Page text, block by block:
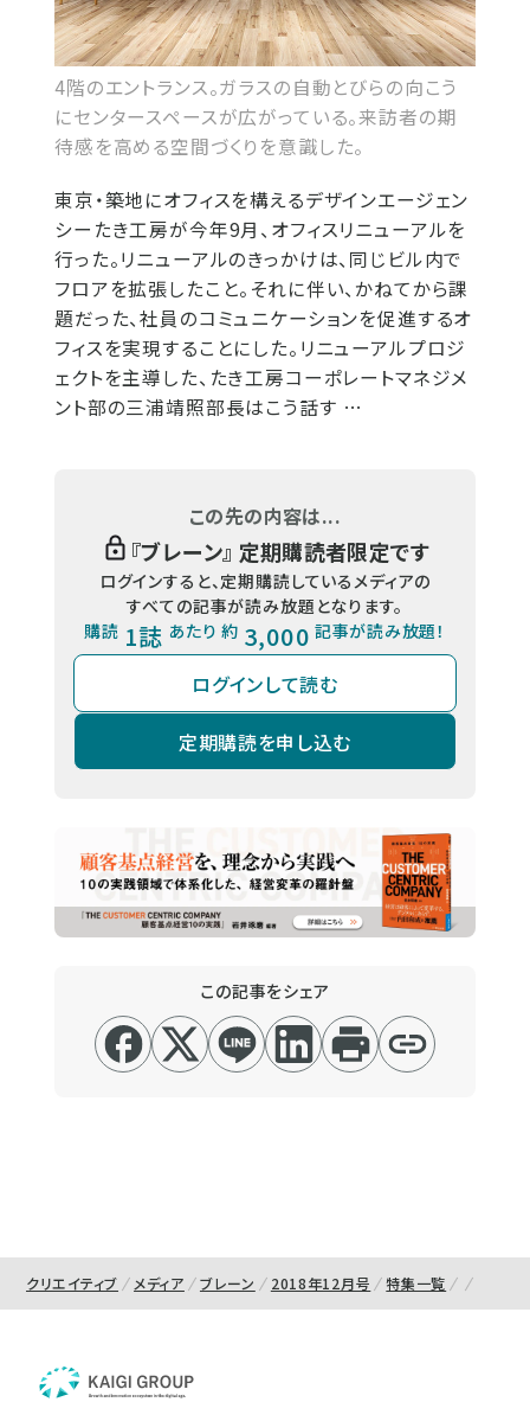
4階のエントランス。ガラスの自動とびらの向こう
にセンタースペースが広がっている。来訪者の期
待感を高める空間づくりを意識した。
東京・築地にオフィスを構えるデザインエージェン
シーたき工房が今年9月、オフィスリニューアルを
行った。リニューアルのきっかけは、同じビル内で
フロアを拡張したこと。それに伴い、かねてから課
題だった、社員のコミュニケーションを促進するオ
フィスを実現することにした。リニューアルプロジ
ェクトを主導した、たき工房コーポレートマネジメ
ント部の三浦靖照部長はこう話す …
この先の内容は...
『ブレーン』 定期購読者限定です
ログインすると、定期購読しているメディアの
すべての記事が読み放題となります。
購読 1誌 あたり 約 3,000 記事が読み放題！
ログインして読む
定期購読を申し込む
この記事をシェア
クリエイティブ メディア ブレーン 2018年12月号 特集一覧